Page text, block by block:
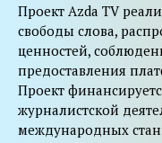
Проект Azda TV
свободы слова,
ценностей,
предоставления
Проект
журналистской
международных